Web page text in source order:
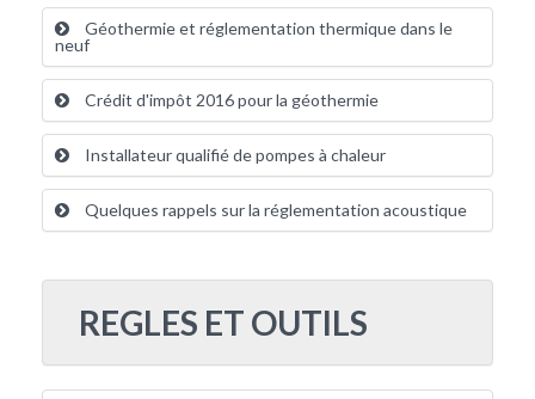
Géothermie et réglementation thermique dans le
neuf
Crédit d'impôt 2016 pour la géothermie
Installateur qualifié de pompes à chaleur
Quelques rappels sur la réglementation acoustique
REGLES ET OUTILS